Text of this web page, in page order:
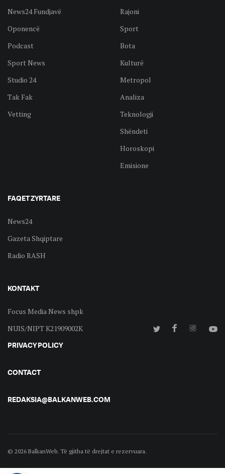
News24 Fundjavë
Oponencë
Podcast
Sport News
Studio 24
Tak Fak
Vetting
Rajoni
Sport
Bota
Kulturë
Metropol
Analiza
Teknologji
Shëndeti
Horoskopi
Emisione
FAQET ZYRTARE
News24
Gazeta Shqiptare
Radio RASH
KONTAKT
Focus Media News shpk
NUIS/NIPT K21909002K
PRIVACY POLICY
CONTACT
REDAKSIA@BALKANWEB.COM
© 2026 BalkanWeb. Të gjitha të drejtat e rezervuara.